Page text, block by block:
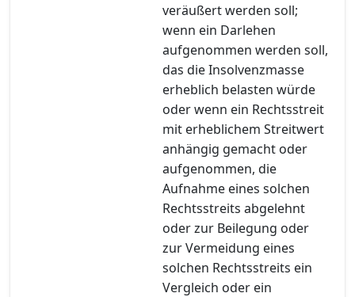
veräußert werden soll;
wenn ein Darlehen
aufgenommen werden soll,
das die Insolvenzmasse
erheblich belasten würde
oder wenn ein Rechtsstreit
mit erheblichem Streitwert
anhängig gemacht oder
aufgenommen, die
Aufnahme eines solchen
Rechtsstreits abgelehnt
oder zur Beilegung oder
zur Vermeidung eines
solchen Rechtsstreits ein
Vergleich oder ein